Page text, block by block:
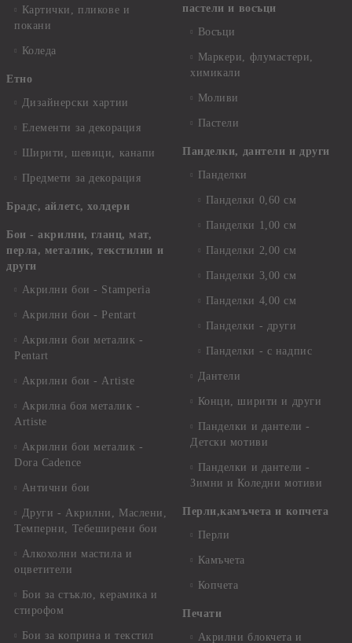
Картички, пликове и
покани
Коледа
Етно
Дизайнерски хартии
Елементи за декорация
Ширити, шевици, канапи
Предмети за декорация
Брадс, айлетс, холдери
Бои - акрилни, гланц, мат,
перла, металик, текстилни и
други
Акрилни бои - Stamperia
Акрилни бои - Pentart
Акрилни бои металик -
Pentart
Акрилни бои - Artiste
Акрилна боя металик -
Artiste
Акрилни бои металик -
Dora Cadence
Антични бои
Други - Акрилни, Маслени,
Темперни, Тебеширени бои
Алкохолни мастила и
оцветители
Бои за стъкло, керамика и
стирофом
Бои за коприна и текстил
пастели и восъци
Восъци
Маркери, флумастери,
химикали
Моливи
Пастели
Панделки, дантели и други
Панделки
Панделки 0,60 см
Панделки 1,00 см
Панделки 2,00 см
Панделки 3,00 см
Панделки 4,00 см
Панделки - други
Панделки - с надпис
Дантели
Конци, ширити и други
Панделки и дантели -
Детски мотиви
Панделки и дантели -
Зимни и Коледни мотиви
Перли,камъчета и копчета
Перли
Камъчета
Копчета
Печати
Акрилни блокчета и